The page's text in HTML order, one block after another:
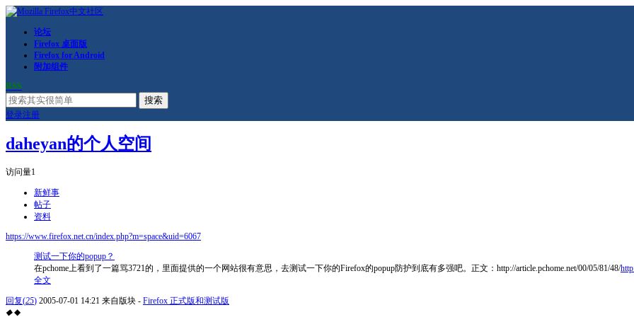
论坛
Firefox 桌面版
Firefox for Android
附加组件
RSS
搜索
登录注册
daheyan的个人空间
访问量1
新鲜事
帖子
资料
https://www.firefox.net.cn/index.php?m=space&uid=6067
测试一下你的popup？
在pchome上看到了一篇骂3721的，里面提供的一个网站很有意思，去测试一下你的Firefox的popup防护到底有多强吧。正文：http://article.pchome.net/00/05/81/48/
全文
回复(25) 2005-07-01 14:21 来自版块 - Firefox 正式版和测试版
◆ ◆